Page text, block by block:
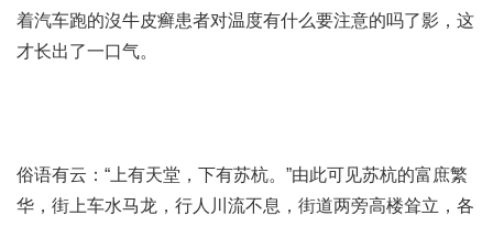
着汽车跑的沒牛皮癣患者对温度有什么要注意的吗了影，这
才长出了一口气。
俗语有云：“上有天堂，下有苏杭。”由此可见苏杭的富庶繁
华，街上车水马龙，行人川流不息，街道两旁高楼耸立，各